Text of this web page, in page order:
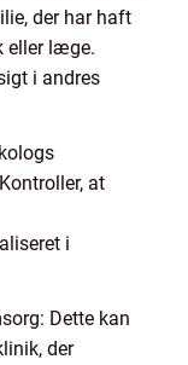
der har haft
eller læge.
i andres
at
i
Dette kan
der